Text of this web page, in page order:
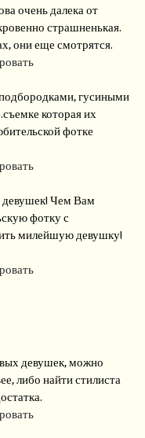
очень далека от
страшненькая.
они еще смотрятся.
гусиными
которая их
фотке
девушек! Чем Вам
фотку с
милейшую девушку!
девушек, можно
либо найти стилиста